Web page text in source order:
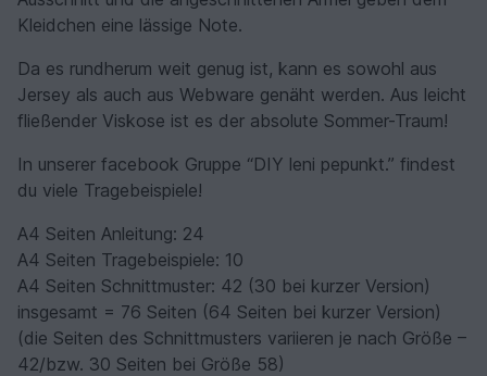
Kleidchen eine lässige Note.
Da es rundherum weit genug ist, kann es sowohl aus
Jersey als auch aus Webware genäht werden. Aus leicht
fließender Viskose ist es der absolute Sommer-Traum!
In unserer facebook Gruppe “DIY leni pepunkt.” findest
du viele Tragebeispiele!
A4 Seiten Anleitung: 24
A4 Seiten Tragebeispiele: 10
A4 Seiten Schnittmuster: 42 (30 bei kurzer Version)
insgesamt = 76 Seiten (64 Seiten bei kurzer Version)
(die Seiten des Schnittmusters variieren je nach Größe –
42/bzw. 30 Seiten bei Größe 58)